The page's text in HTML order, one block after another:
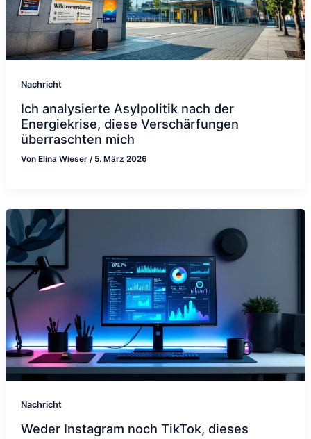
Nachricht
Ich analysierte Asylpolitik nach der
Energiekrise, diese Verschärfungen
überraschten mich
Von Elina Wieser / 5. März 2026
Nachricht
Weder Instagram noch TikTok, dieses